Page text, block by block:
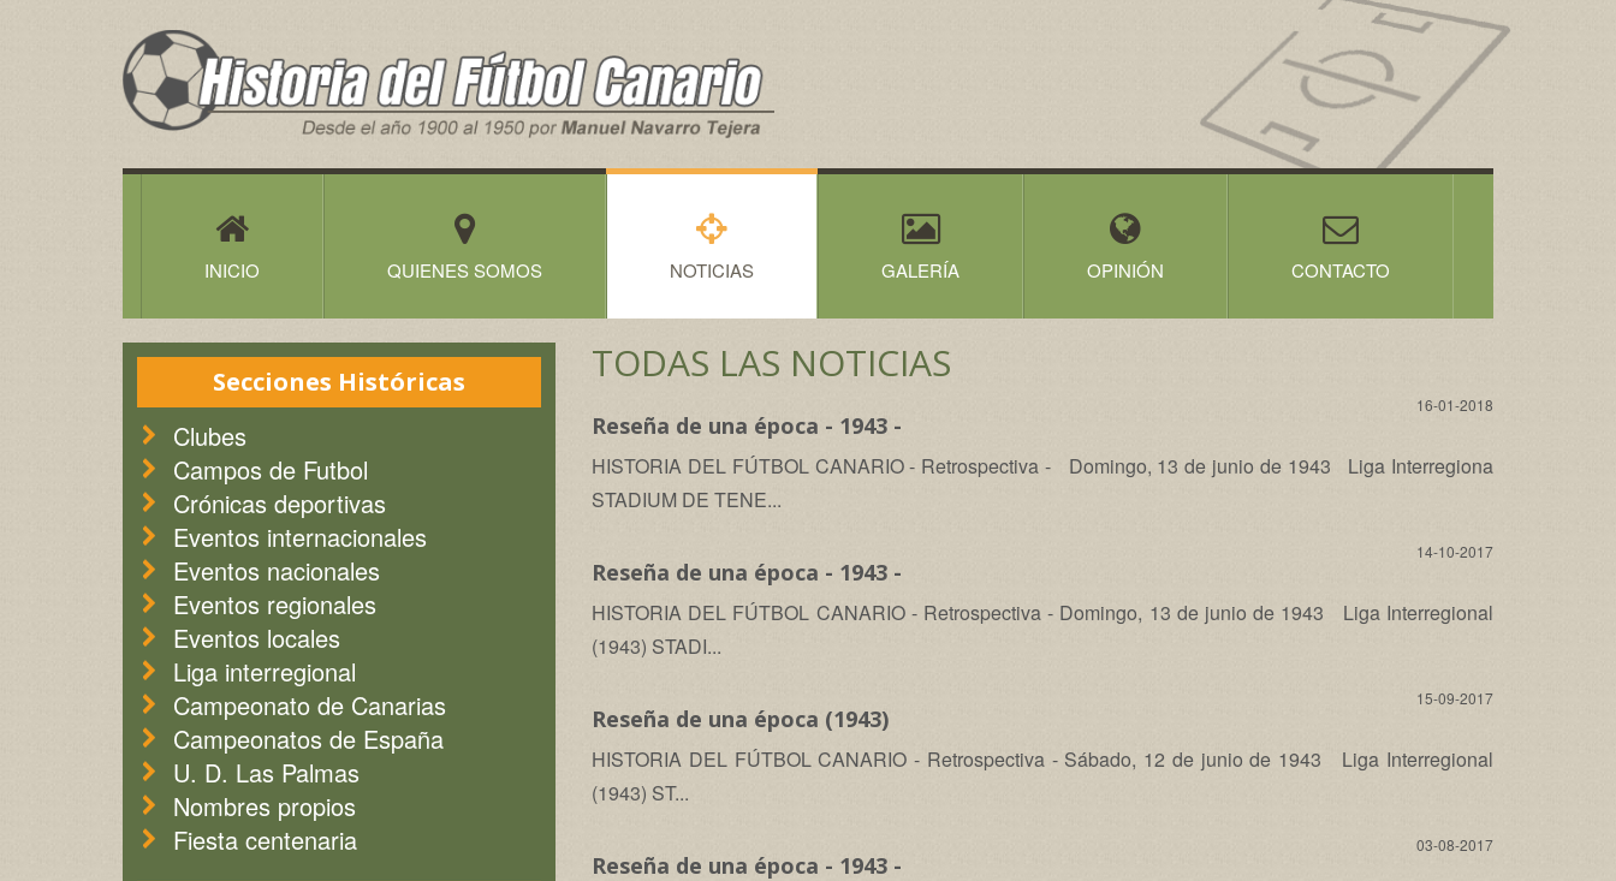
Historia
del
Futbol
Canario
INICIO QUIENES SOMOS NOTICIAS GALERÍA OPINIÓN CONTACTO
Secciones Históricas
Clubes
Campos de Futbol
Crónicas deportivas
Eventos internacionales
Eventos nacionales
Eventos regionales
Eventos locales
Liga interregional
Campeonato de Canarias
Campeonatos de España
U. D. Las Palmas
Nombres propios
Fiesta centenaria
TODAS LAS NOTICIAS
16-01-2018
Reseña de una época - 1943 -
HISTORIA DEL FÚTBOL CANARIO - Retrospectiva - Domingo, 13 de junio de 1943 Liga Interregiona
STADIUM DE TENE...
14-10-2017
Reseña de una época - 1943 -
HISTORIA DEL FÚTBOL CANARIO - Retrospectiva - Domingo, 13 de junio de 1943 Liga Interregional
(1943) STADI...
15-09-2017
Reseña de una época (1943)
HISTORIA DEL FÚTBOL CANARIO - Retrospectiva - Sábado, 12 de junio de 1943 Liga Interregional
(1943) ST...
03-08-2017
Reseña de una época - 1943 -